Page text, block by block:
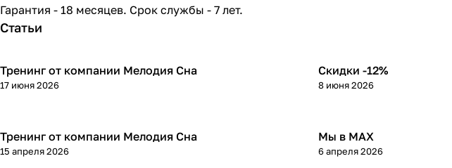
Гарантия - 18 месяцев. Срок службы - 7 лет.
Статьи
Тренинг от компании Мелодия Сна
17 июня 2026
Скидки -12%
8 июня 2026
Тренинг от компании Мелодия Сна
15 апреля 2026
Мы в МАХ
6 апреля 2026